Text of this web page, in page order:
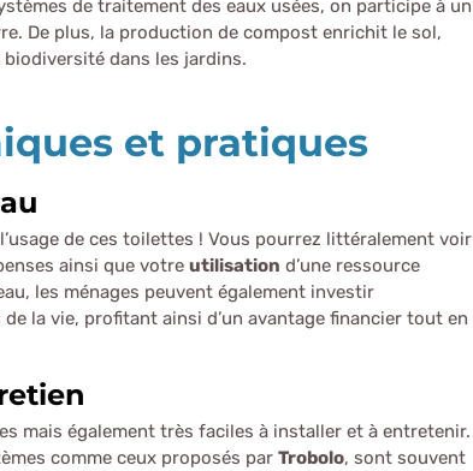
de traitement des eaux usées, on participe à un
De plus, la production de compost enrichit le sol,
dans les jardins.
et pratiques
de ces toilettes ! Vous pourrez littéralement voir
ainsi que votre utilisation d’une ressource
les ménages peuvent également investir
la vie, profitant ainsi d’un avantage financier tout en
mais également très faciles à installer et à entretenir.
comme ceux proposés par Trobolo, sont souvent